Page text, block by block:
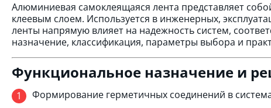
Алюминиевая самоклеящаяся лента представляет
клеевым слоем. Используется в инженерных,
ленты напрямую влияет на надежность систем,
назначение, классификация, параметры выбора и
Функциональное назначение и
Формирование герметичных соединений в